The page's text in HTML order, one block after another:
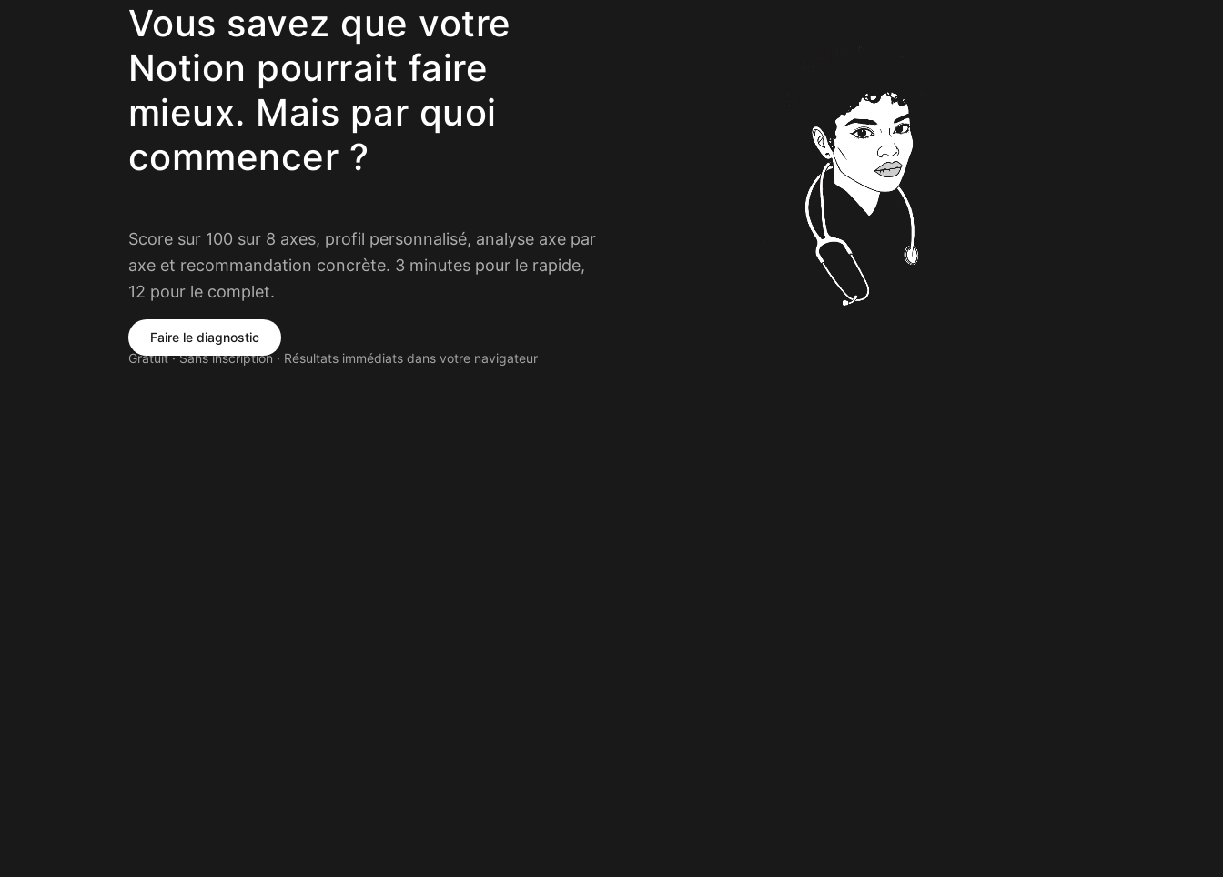
Vous savez que votre
Notion pourrait faire
mieux. Mais par quoi
commencer ?
Score sur 100 sur 8 axes, profil personnalisé, analyse axe par
axe et recommandation concrète. 3 minutes pour le rapide,
12 pour le complet.
Faire le diagnostic
Gratuit · Sans inscription · Résultats immédiats dans votre navigateur